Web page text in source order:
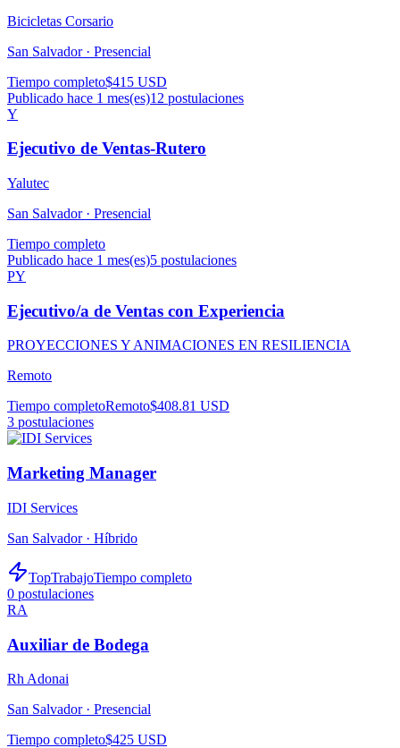
Bicicletas Corsario
San Salvador · Presencial
Tiempo completo$415 USD
Publicado hace 1 mes(es)12 postulaciones
Y
Ejecutivo de Ventas-Rutero
Yalutec
San Salvador · Presencial
Tiempo completo
Publicado hace 1 mes(es)5 postulaciones
PY
Ejecutivo/a de Ventas con Experiencia
PROYECCIONES Y ANIMACIONES EN RESILIENCIA
Remoto
Tiempo completoRemoto$408.81 USD
3 postulaciones
Marketing Manager
IDI Services
San Salvador · Híbrido
TopTrabajoTiempo completo
0 postulaciones
RA
Auxiliar de Bodega
Rh Adonai
San Salvador · Presencial
Tiempo completo$425 USD